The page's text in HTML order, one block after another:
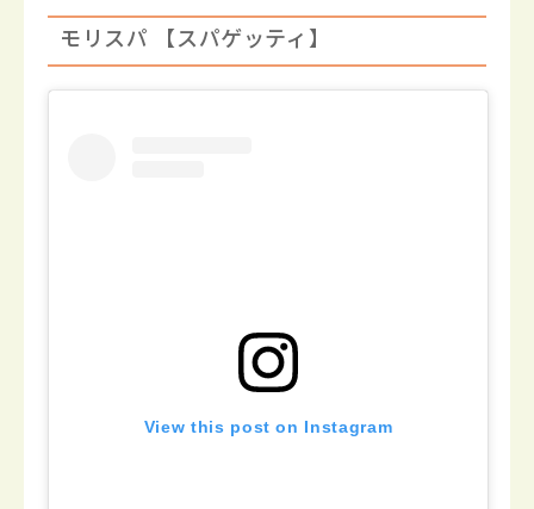
モリスパ 【スパゲッティ】
View this post on Instagram